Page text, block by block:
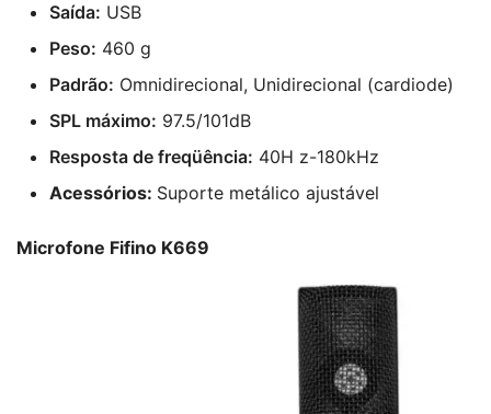
Saída: USB
Peso: 460 g
Padrão: Omnidirecional, Unidirecional (cardiode)
SPL máximo: 97.5/101dB
Resposta de freqüência: 40H z-180kHz
Acessórios: Suporte metálico ajustável
Microfone Fifino K669